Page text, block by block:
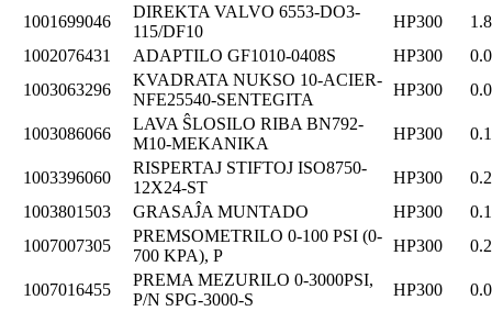
1001699046
DIREKTA VALVO 6553-DO3-
115/DF10
HP300
1002076431
ADAPTILO GF1010-0408S HP300
1003063296
KVADRATA NUKSO 10-ACIER-
NFE25540-SENTEGITA
HP300
1003086066
LAVA ŜLOSILO RIBA BN792-
M10-MEKANIKA
HP300
1003396060
RISPERTAJ STIFTOJ ISO8750-
12X24-ST
HP300
1003801503
GRASAĴA MUNTADO HP300
1007007305
PREMSOMETRILO 0-100 PSI (0-
700 KPA), P
HP300
1007016455
PREMA MEZURILO 0-3000PSI,
P/N SPG-3000-S
HP300